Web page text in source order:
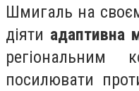
Шмигаль на
діяти адаптивна
посилювати